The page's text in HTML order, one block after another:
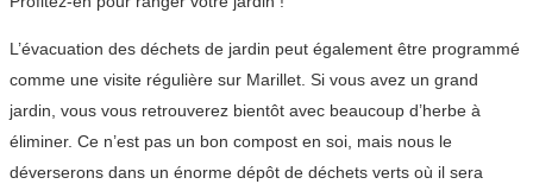
L’évacuation des déchets de jardin peut également être programmé
comme une visite régulière sur Marillet. Si vous avez un grand
jardin, vous vous retrouverez bientôt avec beaucoup d’herbe à
éliminer. Ce n’est pas un bon compost en soi, mais nous le
déverserons dans un énorme dépôt de déchets verts où il sera